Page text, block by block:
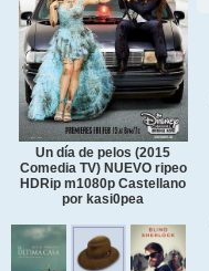
Un día de pelos (2015
Comedia TV) NUEVO ripeo
HDRip m1080p Castellano
por kasi0pea